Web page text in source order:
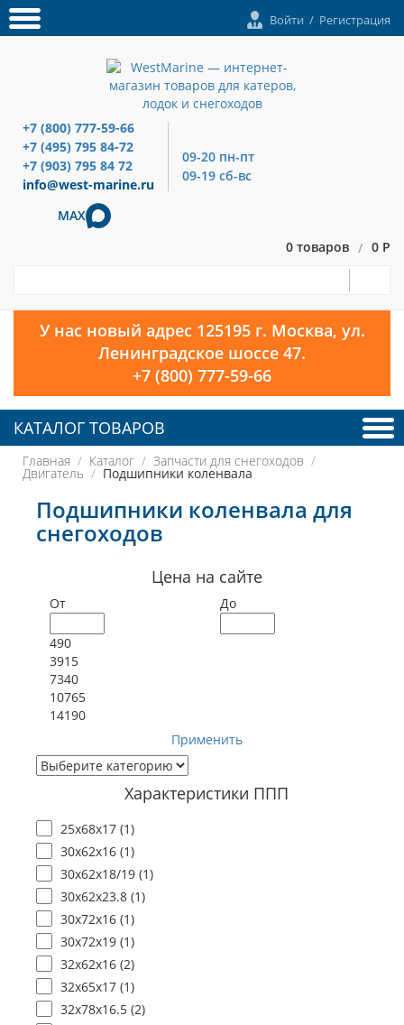
Войти / Регистрация
+7 (800) 777-59-66
+7 (495) 795 84-72
+7 (903) 795 84 72
info@west-marine.ru
09-20 пн-пт
09-19 сб-вс
MAX
0 товаров / 0 Р
У нас новый адрес 125195 г. Москва, ул.
Ленинградское шоссе 47.
+7 (800) 777-59-66
КАТАЛОГ ТОВАРОВ
Главная Каталог Запчасти для снегоходов
Двигатель Подшипники коленвала
Подшипники коленвала для
снегоходов
Цена на сайте
От До
490
3915
7340
10765
14190
Применить
Характеристики ППП
25x68x17 (1)
30x62x16 (1)
30x62x18/19 (1)
30x62x23.8 (1)
30x72x16 (1)
30x72x19 (1)
32x62x16 (2)
32x65x17 (1)
32x78x16.5 (2)